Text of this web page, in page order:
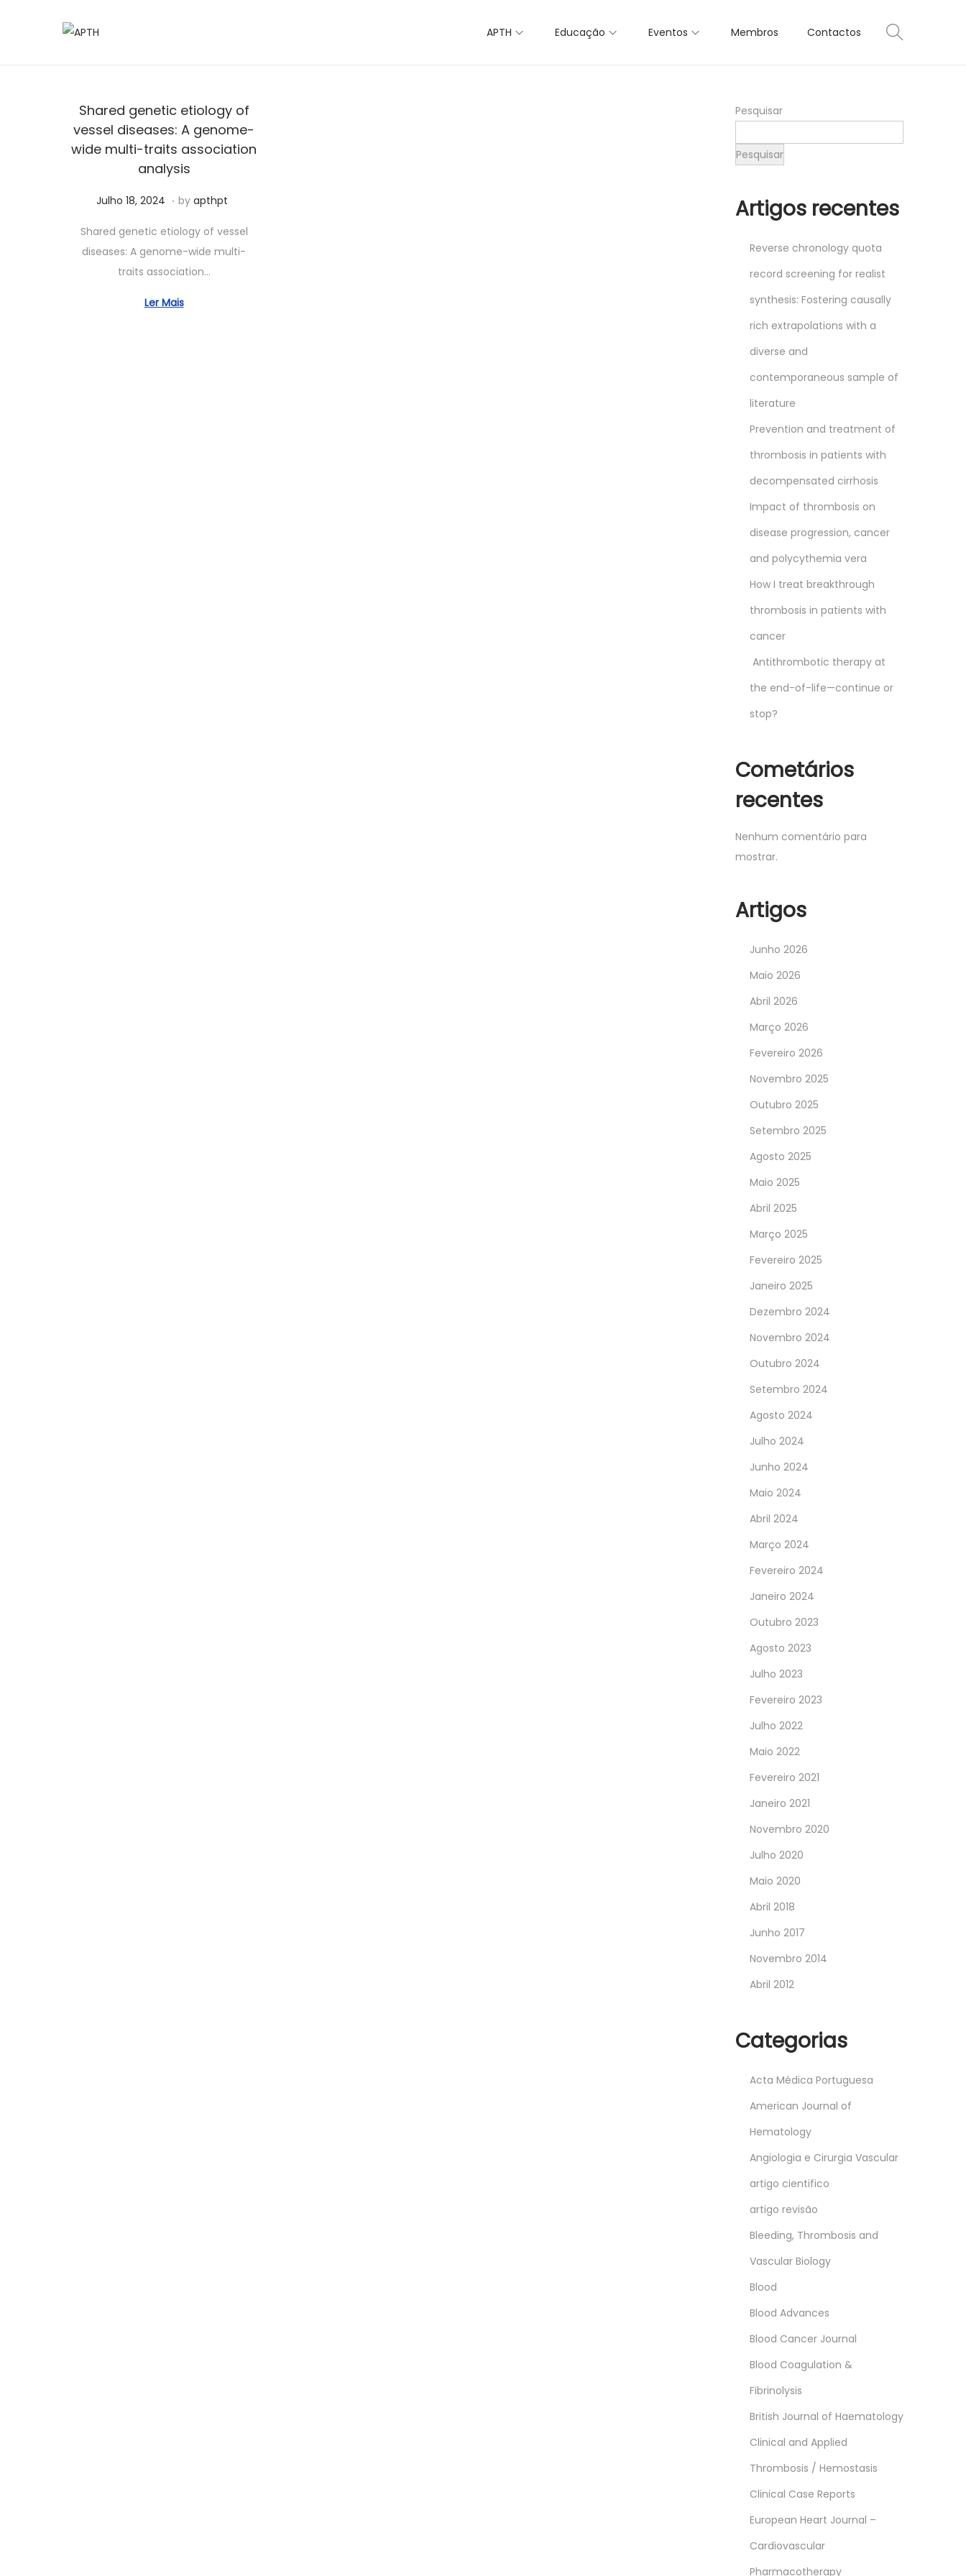
APTH Educação Eventos Membros Contactos
Shared genetic etiology of
vessel diseases: A genome-
wide multi-traits association
analysis
Posted on
Julho 18, 2024 S
t
e
m
b
. by apthpt
Shared genetic etiology of vessel
diseases: A genome-wide multi-
traits association…
Ler Mais
Pesquisar
Pesquisar
Artigos recentes
Reverse chronology quota
record screening for realist
synthesis: Fostering causally
rich extrapolations with a
diverse and
contemporaneous sample of
literature
Prevention and treatment of
thrombosis in patients with
decompensated cirrhosis
Impact of thrombosis on
disease progression, cancer
and polycythemia vera
How I treat breakthrough
thrombosis in patients with
cancer
Antithrombotic therapy at
the end-of-life—continue or
stop?
Cometários
recentes
Nenhum comentário para
mostrar.
Artigos
Junho 2026
Maio 2026
Abril 2026
Março 2026
Fevereiro 2026
Novembro 2025
Outubro 2025
Setembro 2025
Agosto 2025
Maio 2025
Abril 2025
Março 2025
Fevereiro 2025
Janeiro 2025
Dezembro 2024
Novembro 2024
Outubro 2024
Setembro 2024
Agosto 2024
Julho 2024
Junho 2024
Maio 2024
Abril 2024
Março 2024
Fevereiro 2024
Janeiro 2024
Outubro 2023
Agosto 2023
Julho 2023
Fevereiro 2023
Julho 2022
Maio 2022
Fevereiro 2021
Janeiro 2021
Novembro 2020
Julho 2020
Maio 2020
Abril 2018
Junho 2017
Novembro 2014
Abril 2012
Categorias
Acta Médica Portuguesa
American Journal of
Hematology
Angiologia e Cirurgia Vascular
artigo cientifico
artigo revisão
Bleeding, Thrombosis and
Vascular Biology
Blood
Blood Advances
Blood Cancer Journal
Blood Coagulation &
Fibrinolysis
British Journal of Haematology
Clinical and Applied
Thrombosis / Hemostasis
Clinical Case Reports
European Heart Journal –
Cardiovascular
Pharmacotherapy